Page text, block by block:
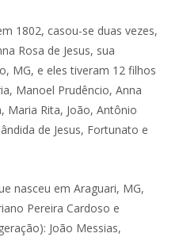
1802, casou-se duas vezes,
Rosa de Jesus, sua
MG, e eles tiveram 12 filhos
Manoel Prudêncio, Anna
Maria Rita, João, Antônio
de Jesus, Fortunato e
nasceu em Araguari, MG,
Pereira Cardoso e
João Messias,